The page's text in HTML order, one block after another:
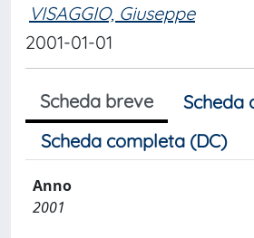
VISAGGIO, Giuseppe
2001-01-01
Scheda breve
Scheda
Scheda completa (DC)
Anno
2001